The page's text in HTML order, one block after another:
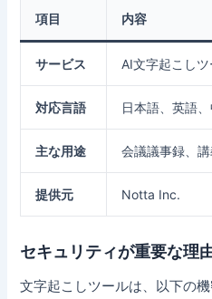
項目 内容
サービス AI文字起こし
対応言語 日本語、英語
主な用途 会議議事録、
提供元 Notta Inc.
セキュリティが重要な理
文字起こしツールは、以下の